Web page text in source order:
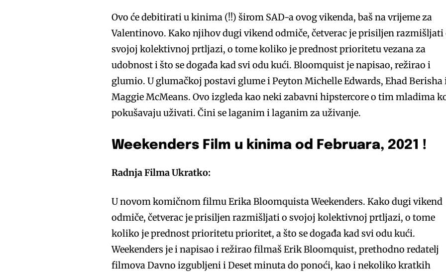
Ovo će debitirati u kinima (!!) širom SAD-a ovog vikenda, baš na vrijeme za
Valentinovo. Kako njihov dugi vikend odmiče, četverac je prisiljen razmišljati
svojoj kolektivnoj prtljazi, o tome koliko je prednost prioritetu vezana za
udobnost i što se događa kad svi odu kući. Bloomquist je napisao, režirao i
glumio. U glumačkoj postavi glume i Peyton Michelle Edwards, Ehad Berisha
Maggie McMeans. Ovo izgleda kao neki zabavni hipstercore o tim mladima
pokušavaju uživati. Čini se laganim i laganim za uživanje.
Weekenders Film u kinima od Februara, 2021 !
Radnja Filma Ukratko:
U novom komičnom filmu Erika Bloomquista Weekenders. Kako dugi vikend
odmiče, četverac je prisiljen razmišljati o svojoj kolektivnoj prtljazi, o tome
koliko je prednost prioritetu prioritet, a što se događa kad svi odu kući.
Weekenders je i napisao i režirao filmaš Erik Bloomquist, prethodno redatelj
filmova Davno izgubljeni i Deset minuta do ponoći, kao i nekoliko kratkih